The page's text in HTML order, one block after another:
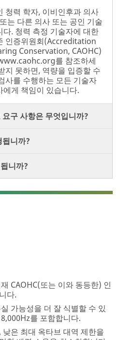
청력 학자, 이비인후과 의사
는 다른 의사 또는 공인 기술
다. 청력 측정 기술자에 대한
인증위원회(Accreditation
Conservation, CAOHC)
를 참조하세
지 못하면, 역량을 입증할 수
사를 수행하는 모든 기술자
게 책임이 있습니다.
구 사항은 무엇입니까?
됩니까?
니까?
CAOHC(또는 이와 동등한) 인
다.
가능성을 더 잘 식별할 수 있
를 포함합니다.
은 최대 옥타브 대역 제한을